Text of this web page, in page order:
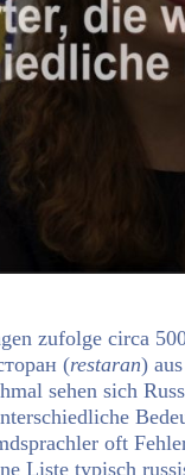
zufolge circa
(restaran)
sehen sich
oft
Liste typisch